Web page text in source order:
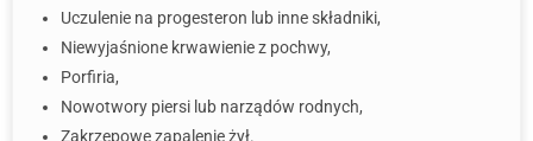
Uczulenie na progesteron lub inne składniki,
Niewyjaśnione krwawienie z pochwy,
Porfiria,
Nowotwory piersi lub narządów rodnych,
Zakrzepowe zapalenie żył.